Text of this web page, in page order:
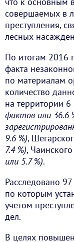
совершаемых в
преступления,
лесных
По итогам 2016
факта
по материалам
количество
на территории 6
фактов или 36.6
9.6 %),
7.4 %), Чаинского
или 5.7 %).
Расследовано
по которым
учетом
дел.
В целях